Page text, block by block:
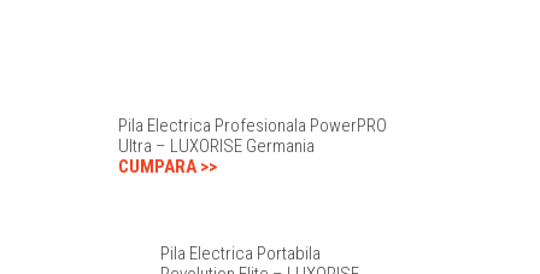
Pila Electrica Profesionala PowerPRO
Ultra – LUXORISE Germania
CUMPARA >>
Pila Electrica Portabila